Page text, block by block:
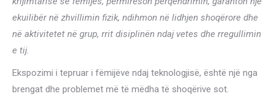
ekuilibër në zhvillimin fizik, ndihmon në lidhjen shoqërore dhe
në aktivitetet në grup, rrit disiplinën ndaj vetes dhe rregullimin
e tij.
Ekspozimi i tepruar i fëmijëve ndaj teknologjisë, është një nga
brengat dhe problemet më të mëdha të shoqërive sot.